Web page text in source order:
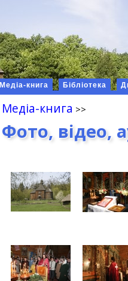
Медіа-книга Бібліотека
Медіа-книга
Фото, відео,